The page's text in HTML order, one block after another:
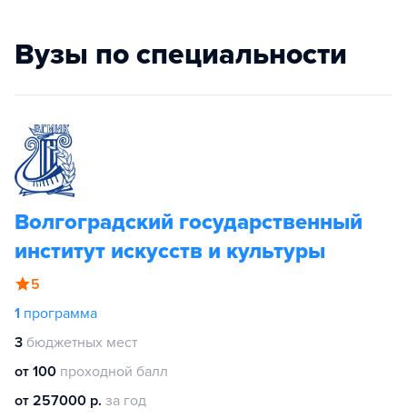
Вузы по специальности
Волгоградский государственный
институт искусств и культуры
5
1 программа
3 бюджетных мест
от 100 проходной балл
от 257000 р. за год